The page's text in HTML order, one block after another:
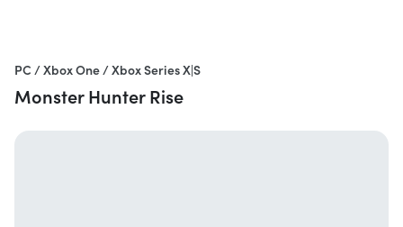
PC / Xbox One / Xbox Series X|S
Monster Hunter Rise